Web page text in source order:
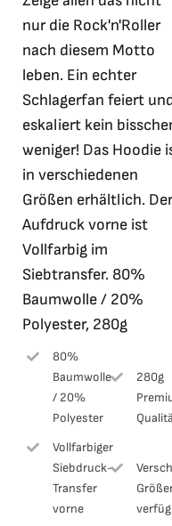
gewählt
werden
34,99 €10,00 €.
nur die Rock'n'Roller
nach diesem Motto
leben. Ein echter
Schlagerfan feiert
eskaliert kein
weniger! Das Hoodie
in verschiedenen
Größen erhältlich.
Aufdruck vorne ist
Vollfarbig im
Siebtransfer. 80%
Baumwolle / 20%
Polyester, 280g
80%
Baumwolle
/ 20%
Polyester
280g
Vollfarbiger
Siebdruck-
Transfer
vorne